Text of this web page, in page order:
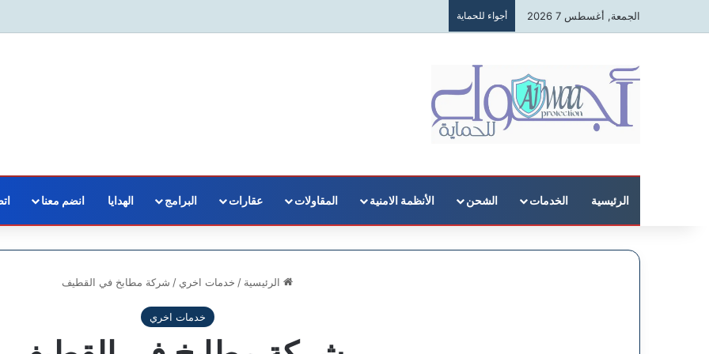
الجمعة, أغسطس 7 2026 أجواء للحماية
الرئيسية الخدمات الشحن الأنظمة الامنية المقاولات عقارات البرامج الهدايا انضم معنا
الرئيسية / خدمات اخري / شركة مطابخ في القطيف
خدمات اخري